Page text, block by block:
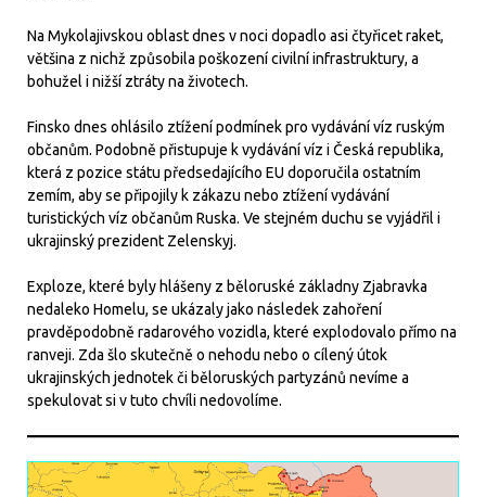
Na Mykolajivskou oblast dnes v noci dopadlo asi čtyřicet raket,
většina z nichž způsobila poškození civilní infrastruktury, a
bohužel i nižší ztráty na životech.
Finsko dnes ohlásilo ztížení podmínek pro vydávání víz ruským
občanům. Podobně přistupuje k vydávání víz i Česká republika,
která z pozice státu předsedajícího EU doporučila ostatním
zemím, aby se připojily k zákazu nebo ztížení vydávání
turistických víz občanům Ruska. Ve stejném duchu se vyjádřil i
ukrajinský prezident Zelenskyj.
Exploze, které byly hlášeny z běloruské základny Zjabravka
nedaleko Homelu, se ukázaly jako následek zahoření
pravděpodobně radarového vozidla, které explodovalo přímo na
ranveji. Zda šlo skutečně o nehodu nebo o cílený útok
ukrajinských jednotek či běloruských partyzánů nevíme a
spekulovat si v tuto chvíli nedovolíme.